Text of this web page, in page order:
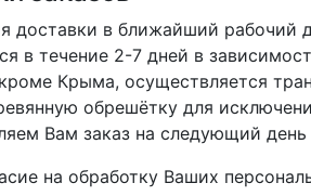
доставки в ближайший рабочий
в течение 2-7 дней в
Крыма, осуществляется
обрешётку для
Вам заказ на следующий день
на обработку Ваших